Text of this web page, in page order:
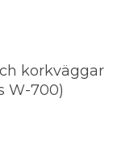
korkväggar
W-700)